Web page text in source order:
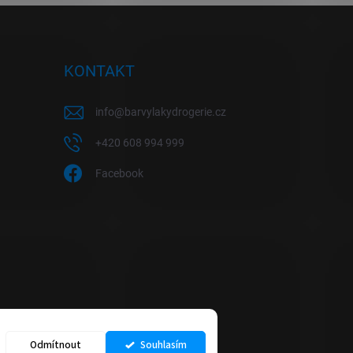
Odmítnout Souhlasím
KONTAKT
info@barvylakydrogerie.cz
+420 608 994 999
Facebook